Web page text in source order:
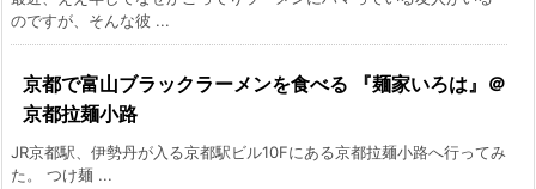
のですが、そんな彼 ...
京都で富山ブラックラーメンを食べる 『麺家いろは』＠
京都拉麺小路
JR京都駅、伊勢丹が入る京都駅ビル10Fにある京都拉麺小路へ行ってみ
た。 つけ麺 ...